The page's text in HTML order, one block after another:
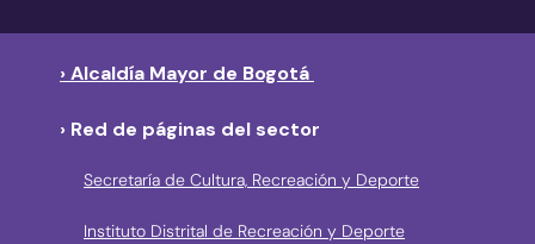
› Alcaldía Mayor de Bogotá
› Red de páginas del sector
Secretaría de Cultura, Recreación y Deporte
Instituto Distrital de Recreación y Deporte